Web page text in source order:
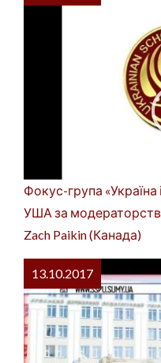
Фокус-група «Україна
УША за
Zach Paikin (Канада)
13.10.2017